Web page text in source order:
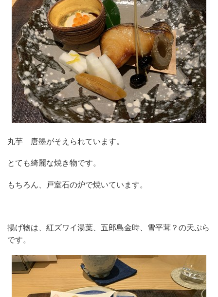
丸芋 唐墨がそえられています。
とても綺麗な焼き物です。
もちろん、戸室石の炉で焼いています。
揚げ物は、紅ズワイ湯葉、五郎島金時、雪平茸？の天ぷら
です。